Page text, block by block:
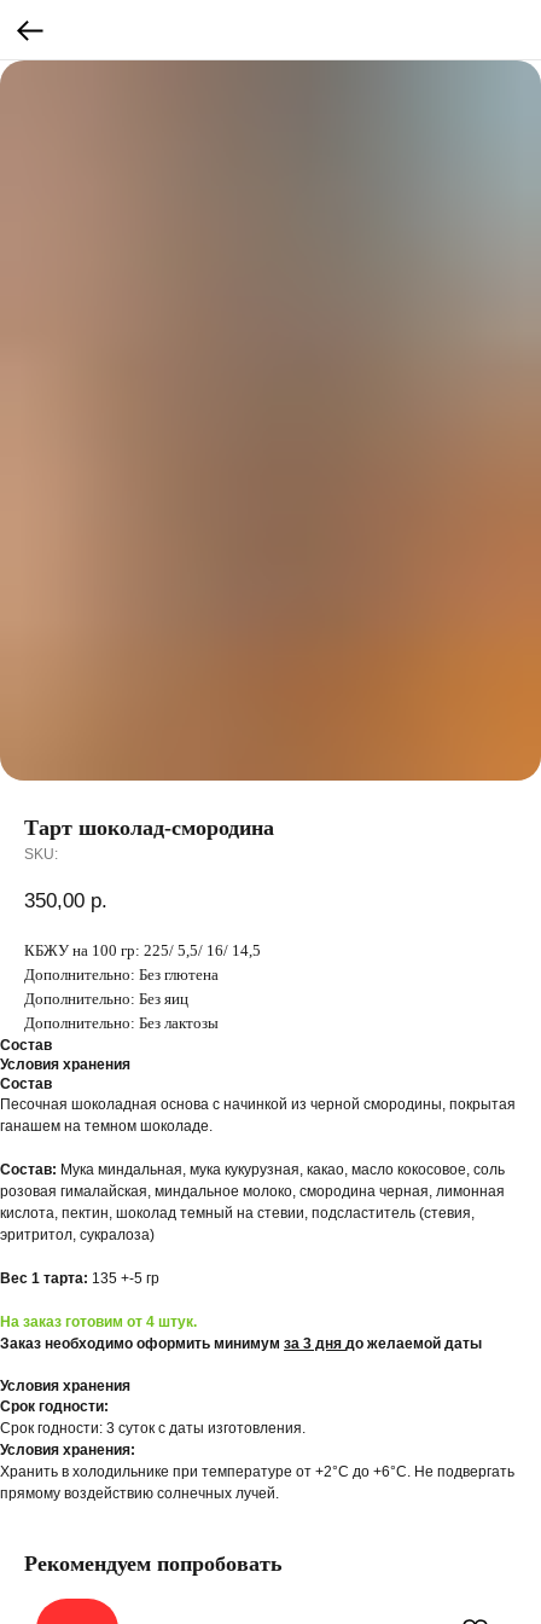
Тарт шоколад-смородина
SKU:
350,00 р.
КБЖУ на 100 гр: 225/ 5,5/ 16/ 14,5
Дополнительно: Без глютена
Дополнительно: Без яиц
Дополнительно: Без лактозы
Состав
Условия хранения
Состав
Песочная шоколадная основа с начинкой из черной смородины, покрытая
ганашем на темном шоколаде.
Состав: Мука миндальная, мука кукурузная, какао, масло кокосовое, соль
розовая гималайская, миндальное молоко, смородина черная, лимонная
кислота, пектин, шоколад темный на стевии, подсластитель (стевия,
эритритол, сукралоза)
Вес 1 тарта: 135 +-5 гр
На заказ готовим от 4 штук.
Заказ необходимо оформить минимум за 3 дня до желаемой даты
Условия хранения
Срок годности:
Срок годности: 3 суток с даты изготовления.
Условия хранения:
Хранить в холодильнике при температуре от +2°С до +6°С. Не подвергать
прямому воздействию солнечных лучей.
Рекомендуем попробовать